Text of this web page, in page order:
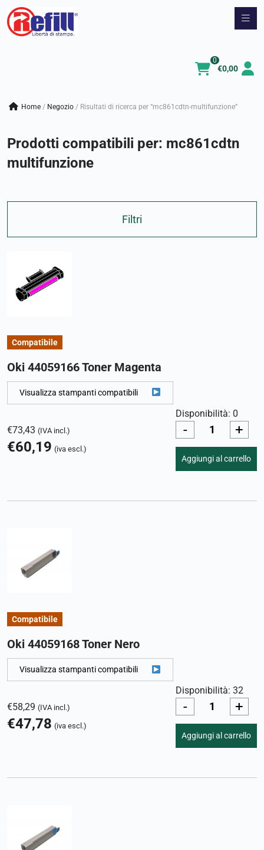
Vai
€0,00
0
Home / negozio / Risultati di ricerca per “mc861cdtn-multifunzione”
Prodotti compatibili per: mc861cdtn
multifunzione
Filtri
Compatibile
Oki 44059166 Toner Magenta
Visualizza stampanti compatibili
€73,43 (IVA incl.)
€60,19 (iva escl.)
Disponibilità: 0
- +
Aggiungi al carrello
Compatibile
Oki 44059168 Toner Nero
Visualizza stampanti compatibili
€58,29 (IVA incl.)
€47,78 (iva escl.)
Disponibilità: 32
- +
Aggiungi al carrello